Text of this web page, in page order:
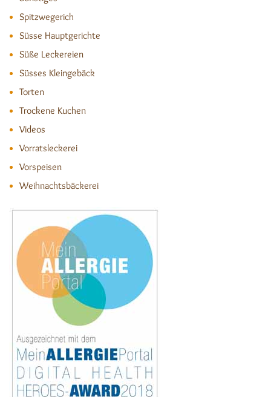
Spitzwegerich
Süsse Hauptgerichte
Süße Leckereien
Süsses Kleingebäck
Torten
Trockene Kuchen
Videos
Vorratsleckerei
Vorspeisen
Weihnachtsbäckerei